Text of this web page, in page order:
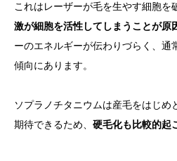
これはレーザーが毛を生やす細胞を
激が細胞を活性してしまうことが原
ーのエネルギーが伝わりづらく、通
傾向にあります。
ソプラノチタニウムは産毛をはじめ
期待できるため、 硬毛化も比較的起